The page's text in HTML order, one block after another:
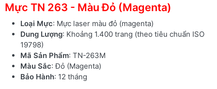
Mực TN 263 - Màu Đỏ (Magenta)
Loại Mực: Mực laser màu đỏ (magenta)
Dung Lượng: Khoảng 1.400 trang (theo tiêu chuẩn ISO
19798)
Mã Sản Phẩm: TN-263M
Màu Sắc: Đỏ (Magenta)
Bảo Hành: 12 tháng